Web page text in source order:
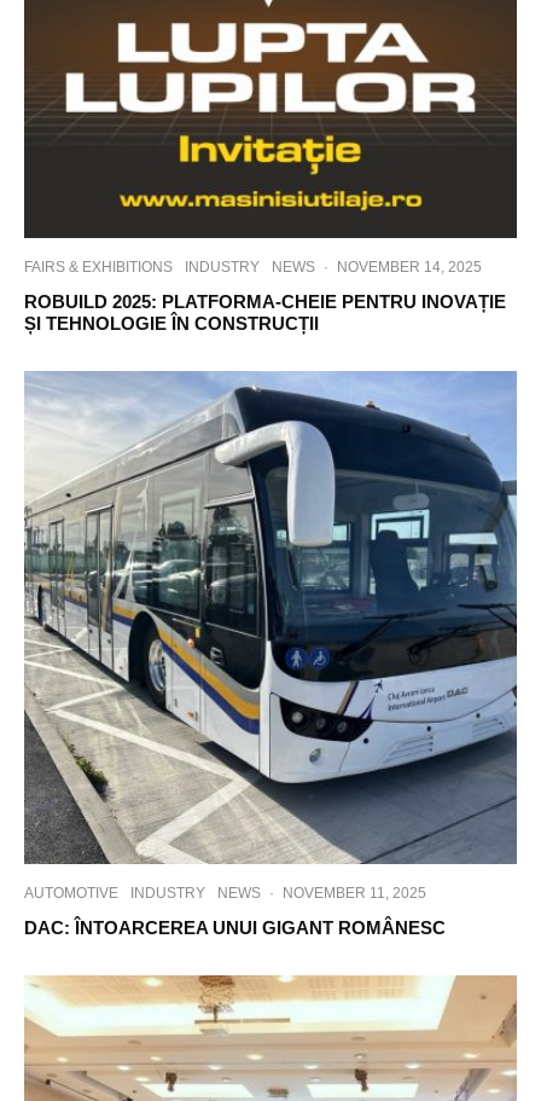
FAIRS & EXHIBITIONS INDUSTRY NEWS · NOVEMBER 14, 2025
ROBUILD 2025: PLATFORMA-CHEIE PENTRU INOVAȚIE
ȘI TEHNOLOGIE ÎN CONSTRUCȚII
AUTOMOTIVE INDUSTRY NEWS · NOVEMBER 11, 2025
DAC: ÎNTOARCEREA UNUI GIGANT ROMÂNESC